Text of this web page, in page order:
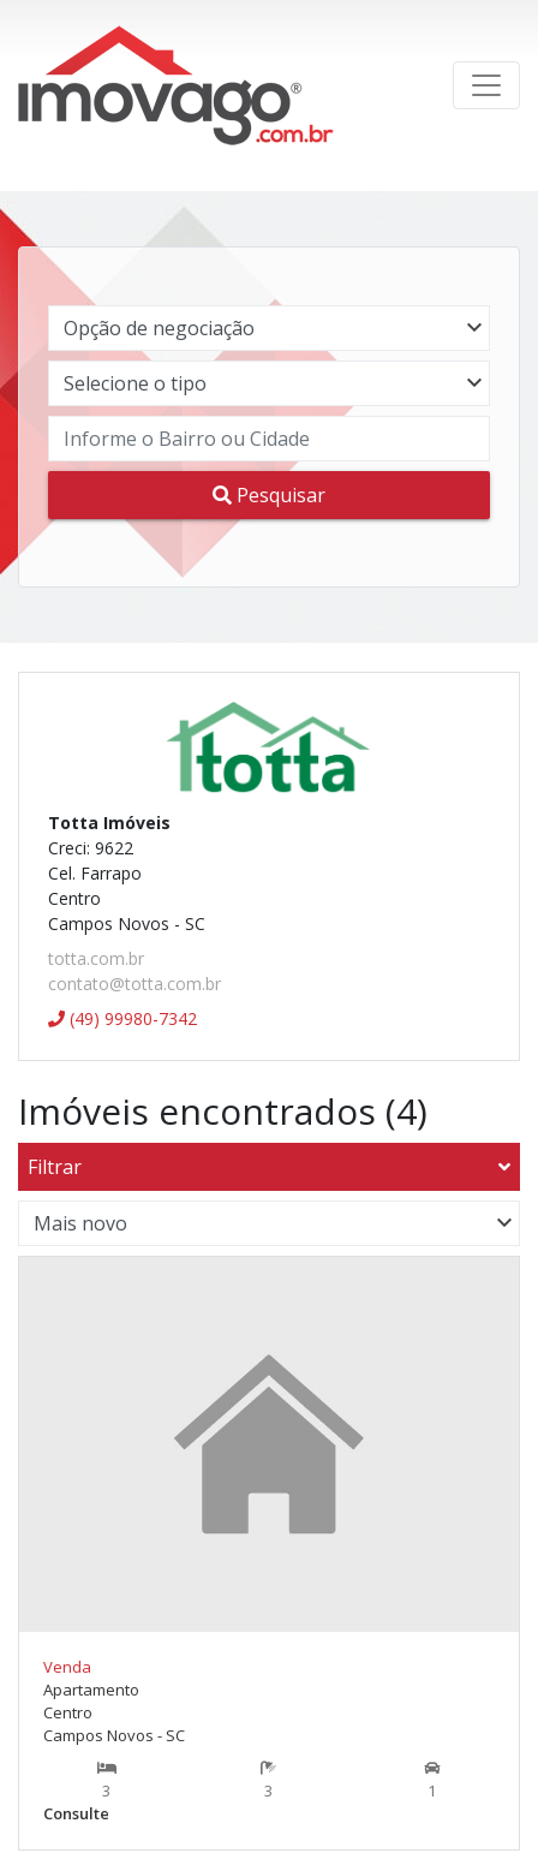
Pesquisar
Totta Imóveis
Creci: 9622
Cel. Farrapo
Centro
Campos Novos - SC
totta.com.br
contato@totta.com.br
(49) 99980-7342
Imóveis encontrados (4)
Filtrar
Venda
Apartamento
Centro
Campos Novos - SC
3 3
1
Consulte